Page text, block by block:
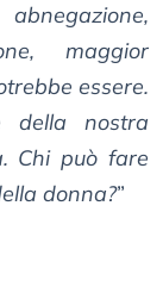
maggior
essere.
nostra
Chi può fare
donna?”